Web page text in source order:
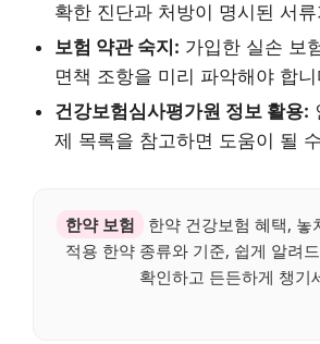
확한 진단과 처방이 명시된 서
보험 약관 숙지: 가입한 실손 보
면책 조항을 미리 파악해야 합니
건강보험심사평가원 정보 활용:
제 목록을 참고하면 도움이 될
한약 보험
한약 건강보험 혜택, 놓
적용 한약 종류와 기준, 쉽게 알려
확인하고 든든하게 챙기